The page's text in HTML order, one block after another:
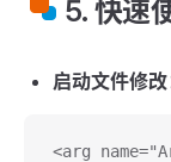
5. 快速
启动文件修改
<arg